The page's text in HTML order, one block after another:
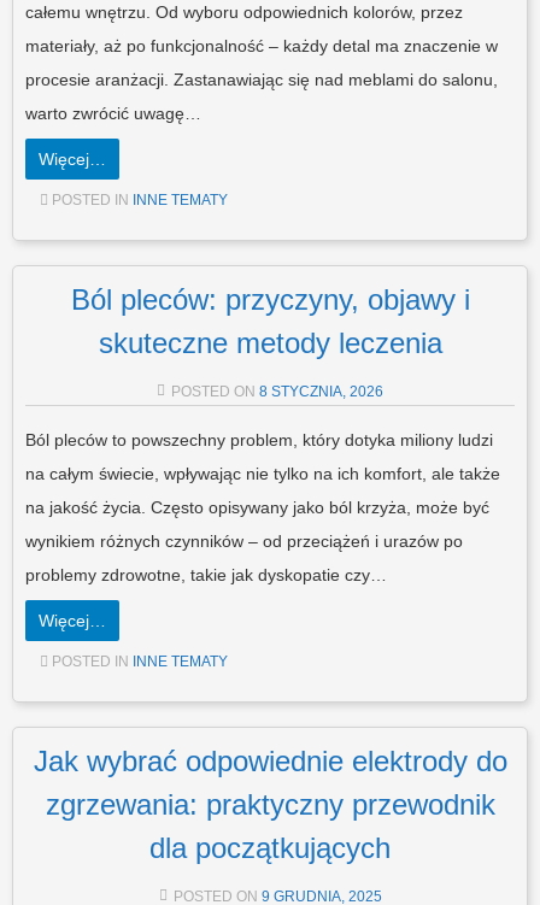
całemu wnętrzu. Od wyboru odpowiednich kolorów, przez
materiały, aż po funkcjonalność – każdy detal ma znaczenie w
procesie aranżacji. Zastanawiając się nad meblami do salonu,
warto zwrócić uwagę…
Więcej…
POSTED IN INNE TEMATY
Ból pleców: przyczyny, objawy i
skuteczne metody leczenia
POSTED ON 8 STYCZNIA, 2026
Ból pleców to powszechny problem, który dotyka miliony ludzi
na całym świecie, wpływając nie tylko na ich komfort, ale także
na jakość życia. Często opisywany jako ból krzyża, może być
wynikiem różnych czynników – od przeciążeń i urazów po
problemy zdrowotne, takie jak dyskopatie czy…
Więcej…
POSTED IN INNE TEMATY
Jak wybrać odpowiednie elektrody do
zgrzewania: praktyczny przewodnik
dla początkujących
POSTED ON 9 GRUDNIA, 2025